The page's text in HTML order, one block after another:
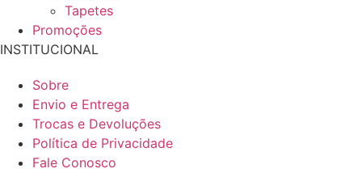
Tapetes
Promoções
INSTITUCIONAL
Sobre
Envio e Entrega
Trocas e Devoluções
Política de Privacidade
Fale Conosco